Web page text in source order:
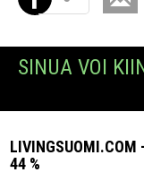
SINUA VOI
LIVINGSUOMI.COM
44 %